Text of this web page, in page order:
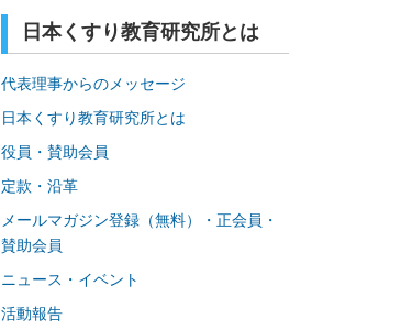
日本くすり教育研究所とは
代表理事からのメッセージ
日本くすり教育研究所とは
役員・賛助会員
定款・沿革
メールマガジン登録（無料）・正会員・
賛助会員
ニュース・イベント
活動報告